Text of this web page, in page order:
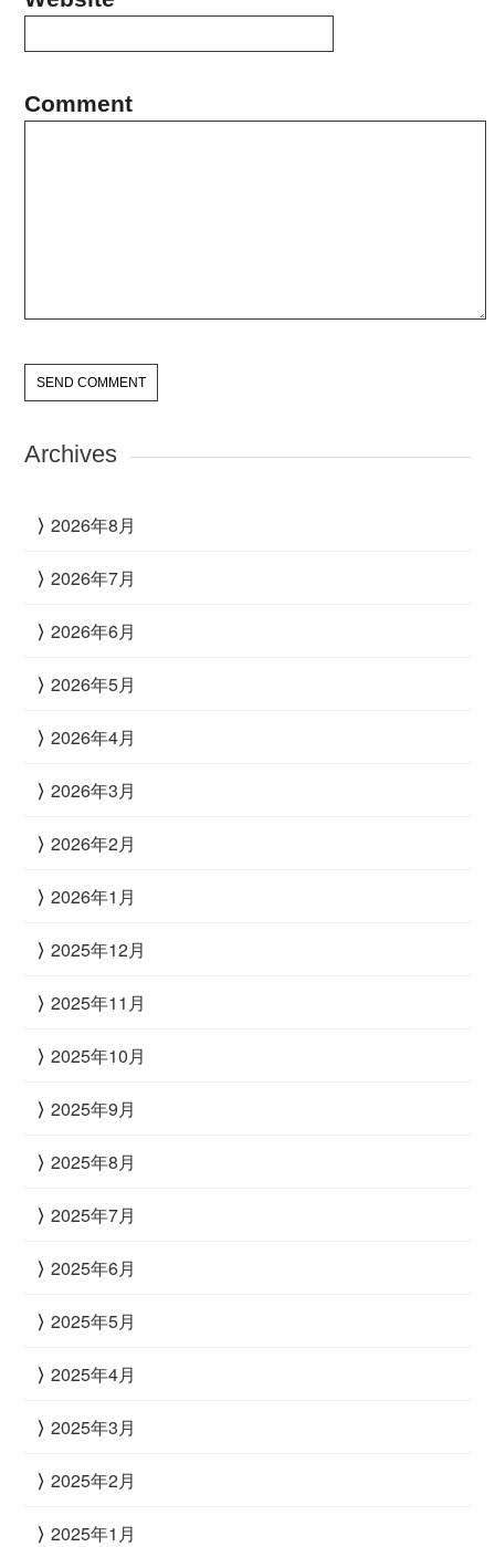
Comment
Archives
2026年8月
2026年7月
2026年6月
2026年5月
2026年4月
2026年3月
2026年2月
2026年1月
2025年12月
2025年11月
2025年10月
2025年9月
2025年8月
2025年7月
2025年6月
2025年5月
2025年4月
2025年3月
2025年2月
2025年1月